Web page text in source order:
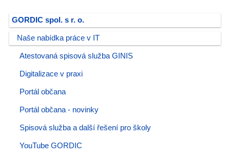
GORDIC spol. s r. o.
Naše nabídka práce v IT
Atestovaná spisová služba GINIS
Digitalizace v praxi
Portál občana
Portál občana - novinky
Spisová služba a další řešení pro školy
YouTube GORDIC